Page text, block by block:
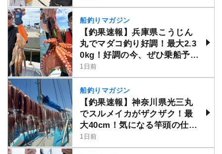
い人は即予約を！
船釣りマガジン
【釣果速報】兵庫県こうじん
丸でマダコ釣り好調！最大2.3
0kg！好調の今、ぜひ乗船予約
を！
1日前
船釣りマガジン
【釣果速報】神奈川県光三丸
でスルメイカがザクザク！最
大40cm！気になる竿頭の仕掛
けは？
1日前